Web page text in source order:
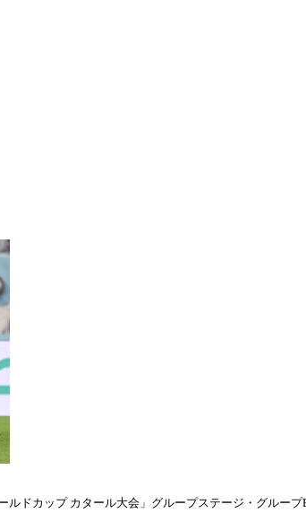
ドカップ カタール大会」グループステージ・グループ